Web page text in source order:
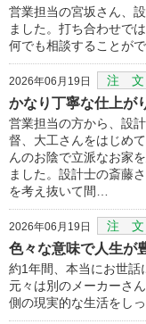
営業担当の宮坂さん、
ました。打ち合わせで
何でも相談することが
2026年06月19日 注 文
かなり丁寧な仕上が
営業担当の方から、設
督、大工さんをはじめ
んのお陰で立派なお家
ました。設計士の斎藤
を考え抜いて間…
2026年06月19日 注 文
色々な意味で人生が
約1年間、本当にお世話
元々は別のメーカーさ
側の現実的な生活をし